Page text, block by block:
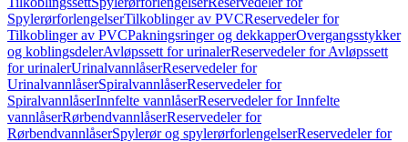
SpylerørforlengelserTilkoblinger av PVCReservedeler for
Tilkoblinger av PVCPakningsringer og dekkapperOvergangsstykker
og koblingsdelerAvløpssett for urinalerReservedeler for Avløpssett
for urinalerUrinalvannlåserReservedeler for
UrinalvannlåserSpiralvannlåserReservedeler for
SpiralvannlåserInnfelte vannlåserReservedeler for Innfelte
vannlåserRørbendvannlåserReservedeler for
RørbendvannlåserSpylerør og spylerørforlengelserReservedeler for